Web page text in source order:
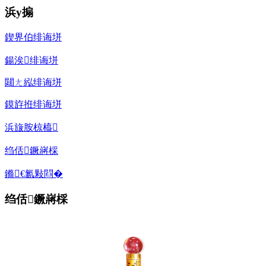
浜у搧
鍥界伯绯诲垪
鍚涘绯诲垪
閮ㄤ紭绯诲垪
鏌斿拰绯诲垪
浜旇胺椋橀
绉佸鐝嶈棌
鏅€氱敤閰�
绉佸鐝嶈棌